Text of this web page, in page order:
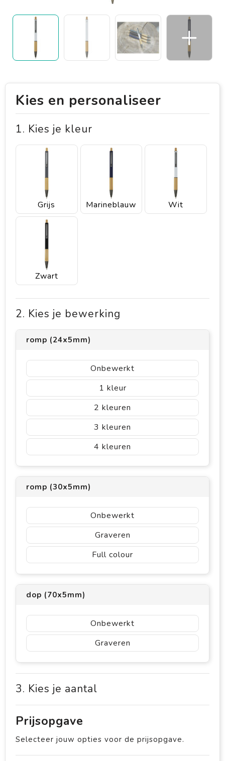
Kies en personaliseer
1. Kies je kleur
Grijs Marineblauw Wit
Zwart
2. Kies je bewerking
romp (24x5mm)
Onbewerkt
1
2
3
4
romp (30x5mm)
Onbewerkt
Graveren
Full colour
dop (70x5mm)
Onbewerkt
Graveren
3. Kies je aantal
Prijsopgave
Selecteer jouw opties voor de prijsopgave.